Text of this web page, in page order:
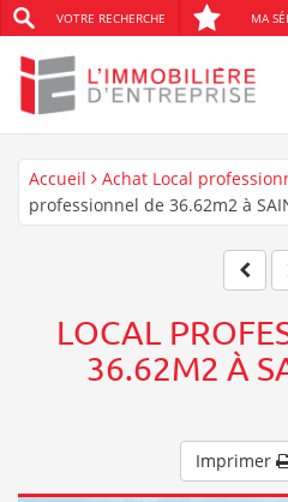
VOTRE RECHERCHE MA
Accueil Achat Local
professionnel de 36.62m2 à
LOCAL
36.62M2 À
Imprimer